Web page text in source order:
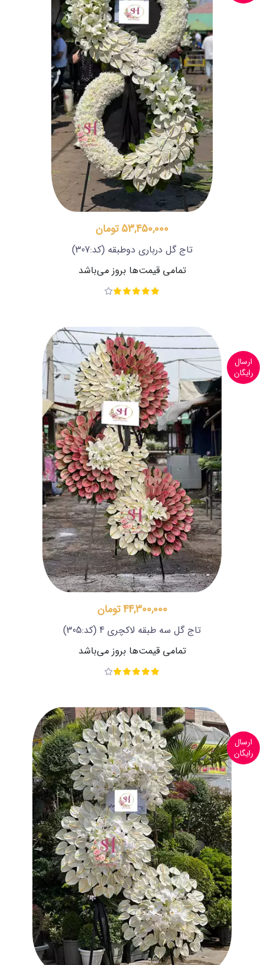
53,450,000 تومان
تاج گل درباری دوطبقه (کد:307)
تمامی قیمت‌ها بروز می‌باشد
ارسال
رایگان
44,300,000 تومان
تاج گل سه طبقه لاکچری 4
(کد:305)
تمامی قیمت‌ها بروز می‌باشد
ارسال
رایگان